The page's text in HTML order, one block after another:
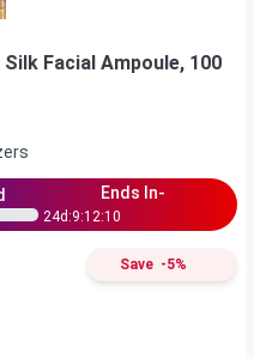
Facial Ampoule, 100
Ends In-
24d:9:12:10
Save -5%